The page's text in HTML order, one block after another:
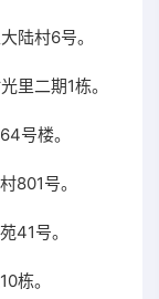
陆村6号。
里二期1栋。
号楼。
801号。
41号。
栋。